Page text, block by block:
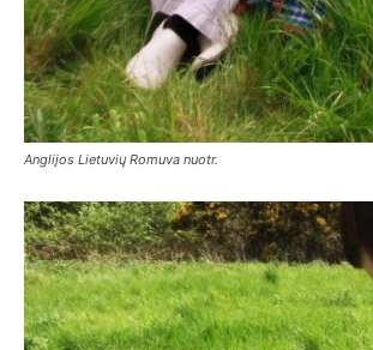
Anglijos Lietuvių Romuva nuotr.